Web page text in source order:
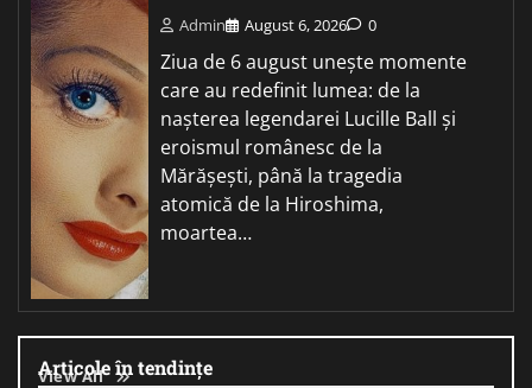
Admin August 6, 2026 0
Ziua de 6 august unește momente
care au redefinit lumea: de la
nașterea legendarei Lucille Ball și
eroismul românesc de la
Mărășești, până la tragedia
atomică de la Hiroshima,
moartea…
Articole în tendințe
View All